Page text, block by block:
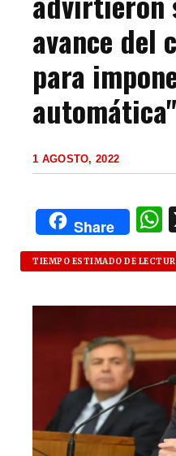
avance del
para
automática"
1 AGOSTO, 2022
Share
s
TIEMPO ESTIMADO DE